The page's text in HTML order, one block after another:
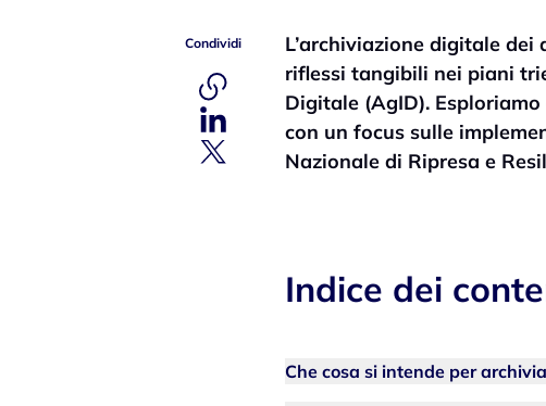
Condividi
L’archiviazione digitale
riflessi tangibili nei piani
Digitale (AgID).
con un focus sulle
Nazionale di Ripresa e
Indice dei
Che cosa si intende per